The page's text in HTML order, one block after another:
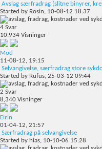
Avslag særfradrag (slitne binyrer,
Started by Rosin, 10-08-12 18:37
4 Svar
10,934 Visninger
Mod
11-08-12, 19:15
Selvangivelse, særfradrag store
Started by Rufus, 25-03-12 09:44
2 Svar
8,340 Visninger
Eirin
01-04-12, 21:57
Særfradrag på selvangivelse
Started by hias, 10-10-06 15:28